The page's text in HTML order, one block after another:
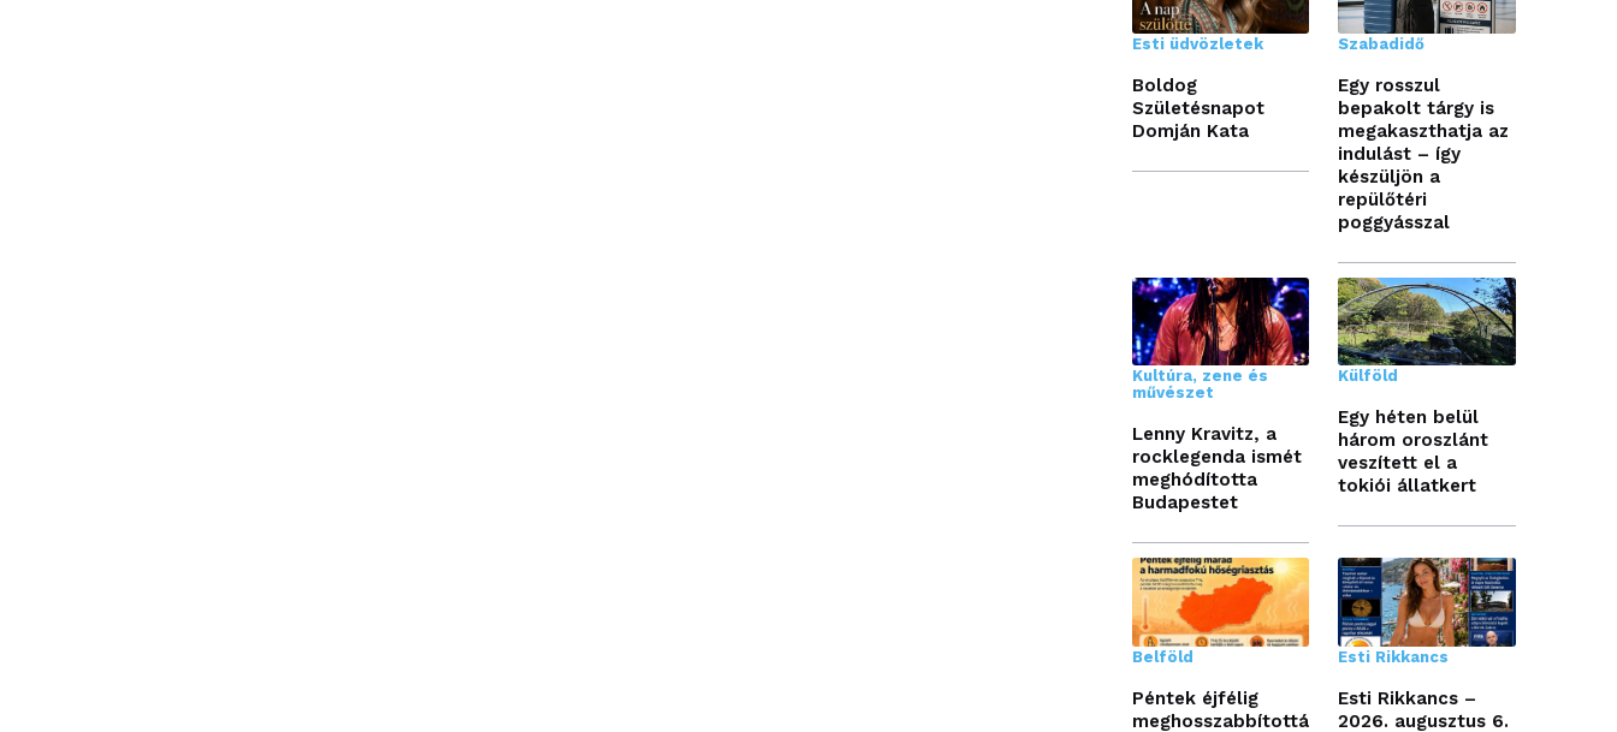
Esti üdvözletek
Boldog
Születésnapot
Domján Kata
Szabadidő
Egy rosszul
bepakolt tárgy is
megakaszthatja az
indulást – így
készüljön a
repülőtéri
poggyásszal
Kultúra, zene és
művészet
Lenny Kravitz, a
rocklegenda ismét
meghódította
Budapestet
Külföld
Egy héten belül
három oroszlánt
veszített el a
tokiói állatkert
Belföld
Péntek éjfélig
meghosszabbítottá
Esti Rikkancs
Esti Rikkancs –
2026. augusztus 6.